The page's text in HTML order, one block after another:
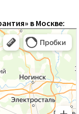
в Москве: